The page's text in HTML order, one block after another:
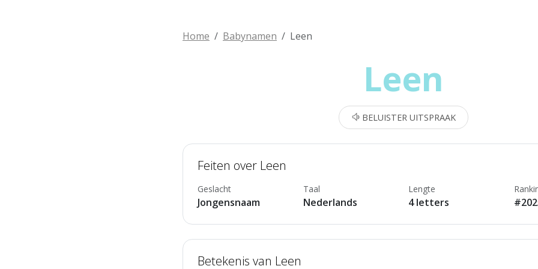
Home Babynamen Leen
Leen
BELUISTER UITSPRAAK
Feiten over Leen
Geslacht
Jongensnaam
Taal
Nederlands
Lengte
4 letters
Betekenis van Leen